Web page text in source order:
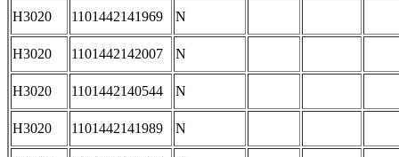
H3020 1101442141969 N
H3020 1101442142007 N
H3020 1101442140544 N
H3020 1101442141989 N